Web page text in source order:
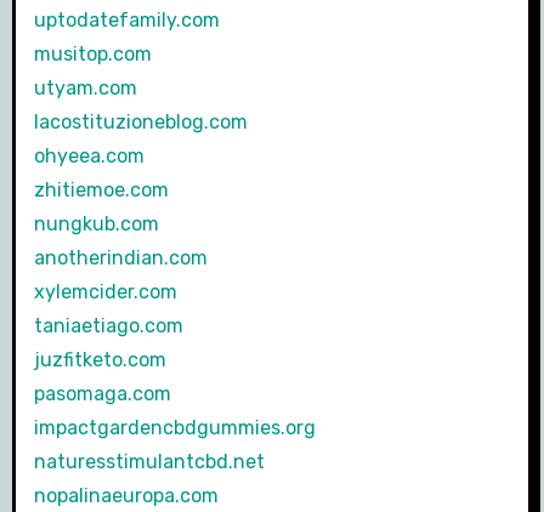
uptodatefamily.com
musitop.com
utyam.com
lacostituzioneblog.com
ohyeea.com
zhitiemoe.com
nungkub.com
anotherindian.com
xylemcider.com
taniaetiago.com
juzfitketo.com
pasomaga.com
impactgardencbdgummies.org
naturesstimulantcbd.net
nopalinaeuropa.com